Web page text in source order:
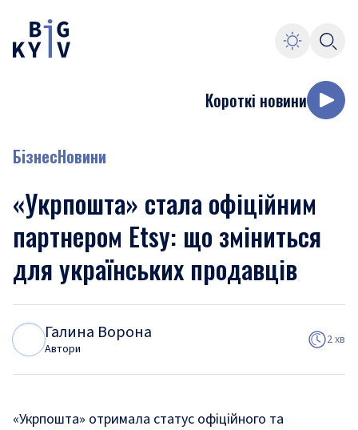
Короткі новини
БізнесНовини
«Укрпошта» стала офіційним
партнером Etsy: що зміниться
для українських продавців
Галина Ворона
Автори
2 хв
«Укрпошта» отримала статус офіційного та